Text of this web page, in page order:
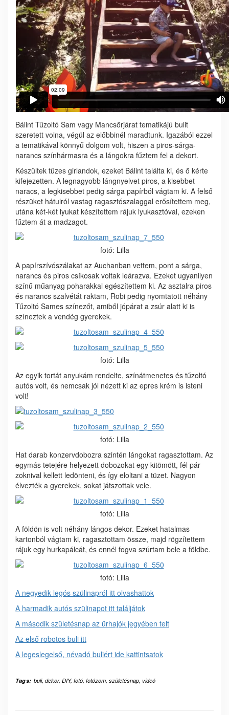
Bálint Tűzoltó Sam vagy Mancsőrjárat tematikájú bulit
szeretett volna, végül az előbbinél maradtunk. Igazából ezzel
a tematikával könnyű dolgom volt, hiszen a piros-sárga-
narancs színhármasra és a lángokra fűztem fel a dekort.
Készültek tüzes girlandok, ezeket Bálint találta ki, és ő kérte
kifejezetten. A legnagyobb lángnyelvet piros, a kisebbet
naracs, a legkisebbet pedig sárga papírból vágtam ki. A felső
részüket hátulról vastag ragasztószalaggal erősítettem meg,
utána két-két lyukat készítettem rájuk lyukasztóval, ezeken
fűztem át a madzagot.
fotó: Lilla
A papírszívószálakat az Auchanban vettem, pont a sárga,
narancs és piros csíkosak voltak leárazva. Ezeket ugyanilyen
színű műanyag poharakkal egészítettem ki. Az asztalra piros
és narancs szalvétát raktam, Robi pedig nyomtatott néhány
Tűzoltó Sames színezőt, amiből jópárat a zsúr alatt ki is
színeztek a vendég gyerekek.
fotó: Lilla
Az egyik tortát anyukám rendelte, színátmenetes és tűzoltó
autós volt, és nemcsak jól nézett ki az epres krém is isteni
volt!
fotó: Lilla
Hat darab konzervdobozra szintén lángokat ragasztottam. Az
egymás tetejére helyezett dobozokat egy kitömött, fél pár
zoknival kellett ledönteni, és így eloltani a tüzet. Nagyon
élvezték a gyerekek, sokat játszottak vele.
fotó: Lilla
A földön is volt néhány lángos dekor. Ezeket hatalmas
kartonból vágtam ki, ragasztottam össze, majd rögzítettem
rájuk egy hurkapálcát, és ennél fogva szúrtam bele a földbe.
fotó: Lilla
A negyedik legós szülinapról itt olvashattok
A harmadik autós szülinapot itt találjátok
A második születésnap az űrhajók jegyében telt
Az első robotos buli itt
A legeslegelső, névadó buliért ide kattintsatok
Tags: buli, dekor, DIY, fotó, fotózom, születésnap, videó